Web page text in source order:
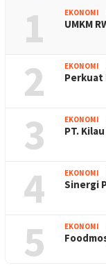
1 EKONOMI
UMKM
2 EKONOMI
Perkuat
3 EKONOMI
PT.
4 EKONOMI
Sinergi
5 EKONOMI